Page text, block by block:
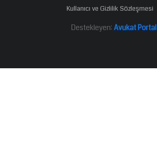
Kullanıcı ve Gizlilik Sözleşmesi
Destekleyen: Avukat Portal